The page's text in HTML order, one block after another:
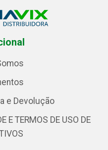
e Devolução
E TERMOS DE USO DE